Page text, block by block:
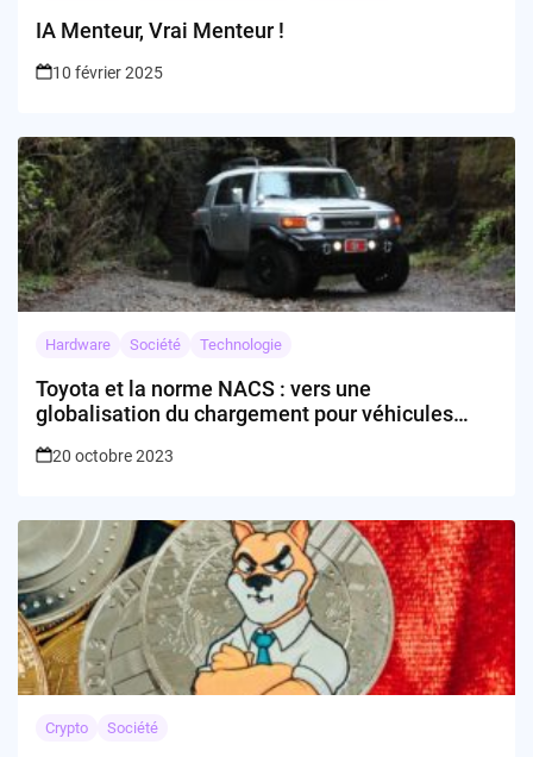
IA Menteur, Vrai Menteur !
10 février 2025
Hardware Société Technologie
Toyota et la norme NACS : vers une
globalisation du chargement pour véhicules
20 octobre 2023
Crypto Société